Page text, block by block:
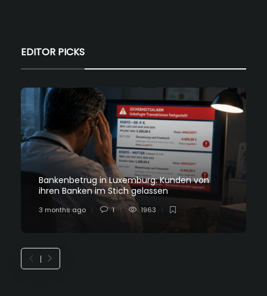
EDITOR PICKS
Bankenbetrug in Luxemburg: Kunden von
ihren Banken im Stich gelassen
3 months ago 1 1963